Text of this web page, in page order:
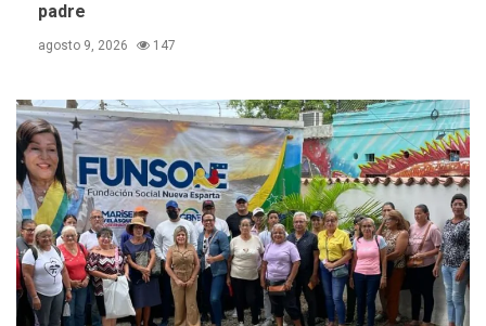
padre
agosto 9, 2026 147